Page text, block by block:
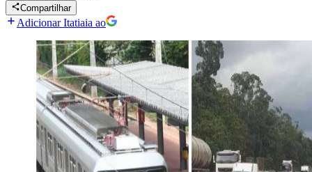
Compartilhar
Adicionar Itatiaia ao